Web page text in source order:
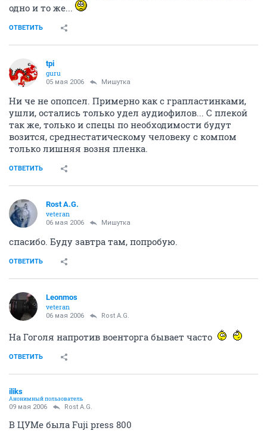
одно и то же...
ОТВЕТИТЬ
tpi
guru
05 мая 2006 Мишутка
Ни че не опопсел. Примерно как с грапластинками,
ушли, остались только удел аудиофилов... С плекой
так же, только и спецы по необходимости будут
возится, среднестатическому человеку с компом
только лишняя возня пленка.
ОТВЕТИТЬ
Rost A.G.
veteran
06 мая 2006 Мишутка
спасибо. Буду завтра там, попробую.
ОТВЕТИТЬ
Leonmos
veteran
06 мая 2006 Rost A.G.
На Гоголя напротив военторга бывает часто
ОТВЕТИТЬ
iliks
Анонимный пользователь
09 мая 2006 Rost A.G.
В ЦУМе была Fuji press 800